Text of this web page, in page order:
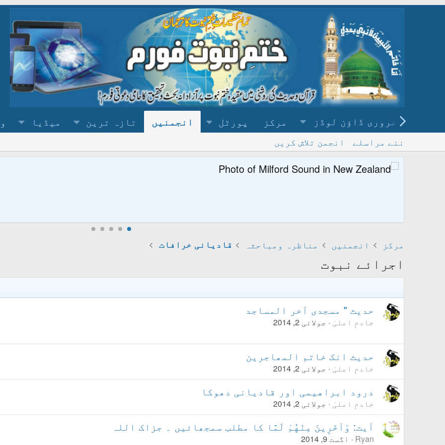
ضروری ڈاؤن لوڈز مرکز پورٹل انجمنیں تازہ ترین میڈیا
نئے مراسلے انجمن تلاش کریں
مرکز انجمنیں مناظرہ ومباحثہ قادیانی خرافات
اجرائے نبوت
حدیث " مسجدی آخر المساجد
خادمِ اعلیٰ جولائی 2, 2014
حدیث انک خاتم المھاجرین
خادمِ اعلیٰ جولائی 2, 2014
درود ابراھیمی اور قادیانی دھوکا
خادمِ اعلیٰ جولائی 2, 2014
آیت: وَآخَرِينَ مِنْهُمْ لَمَّا کا مطلب سمجھائیں ۔ جزاک اللہ
Ryan اگست 9, 2014